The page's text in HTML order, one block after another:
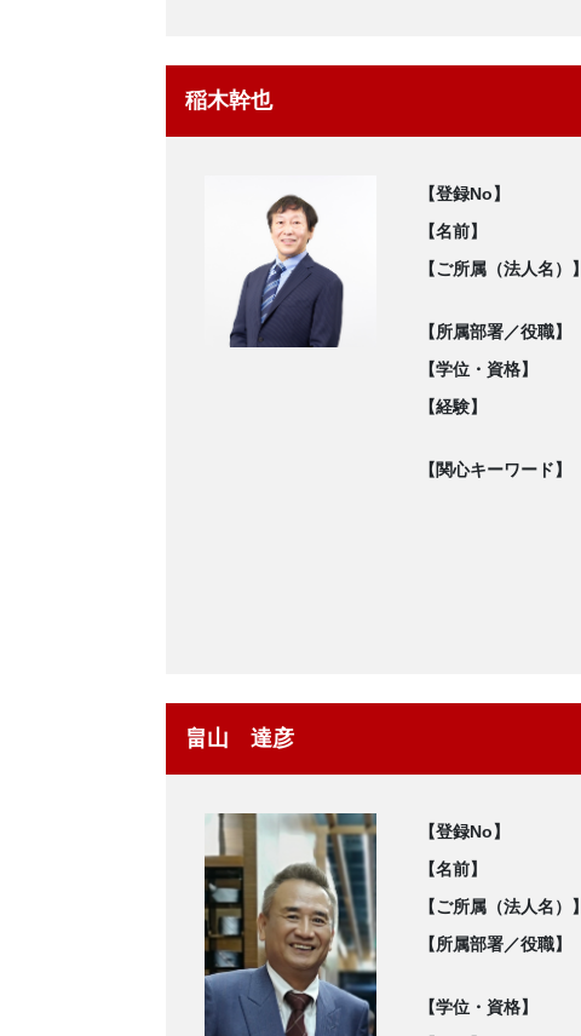
稲木幹也
【登録No】
【名前】
【ご所属（法人名）】
【所属部署／役職】
【学位・資格】
【経験】
【関心キーワード】
畠山 達彦
【登録No】
【名前】
【ご所属（法人名）】
【所属部署／役職】
【学位・資格】